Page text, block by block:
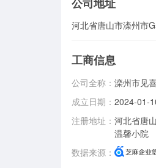
河北省唐山市滦州市
工商信息
公司全称：滦州市见
成立日期：2024-01-
注册地址：河北省唐
温馨小院
数据来源：